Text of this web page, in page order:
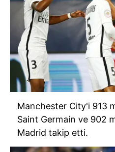
Manchester City'i 913
Saint Germain ve 902
Madrid takip etti.